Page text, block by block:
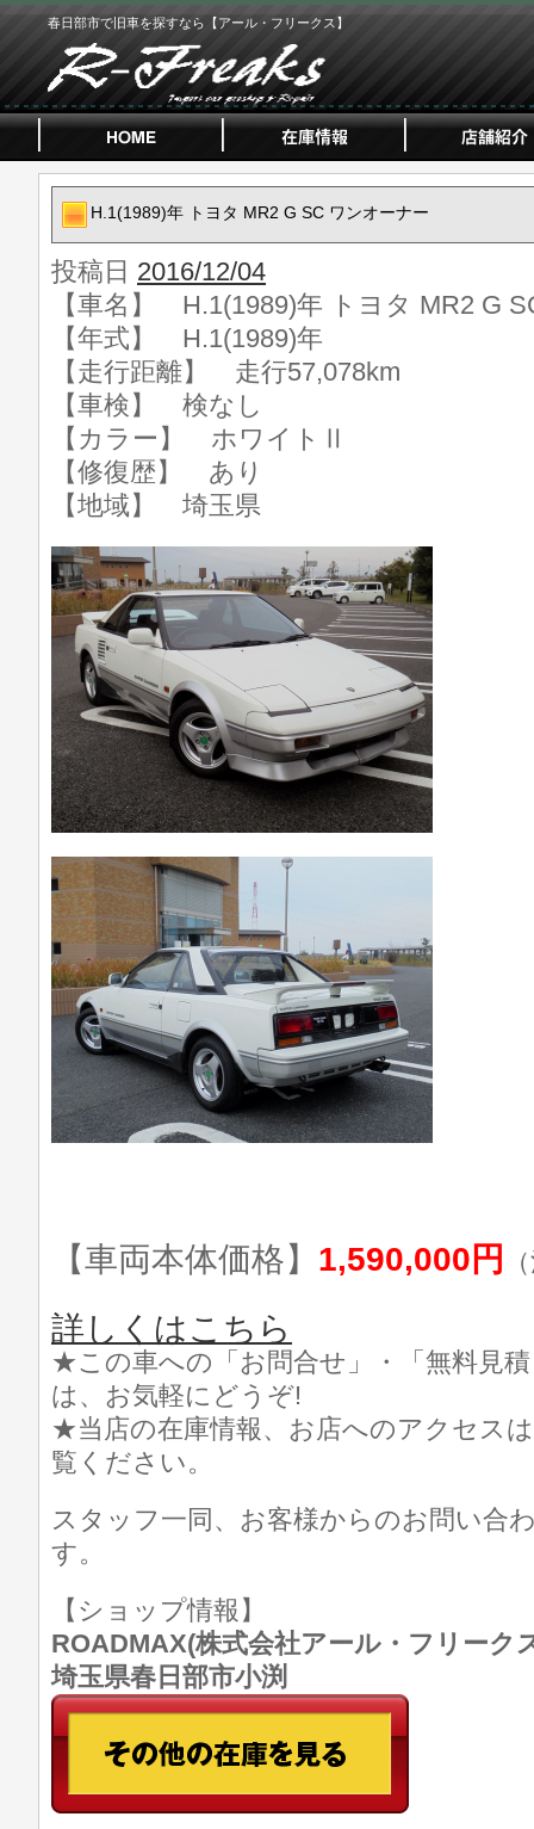
春日部市で旧車を探すなら【アール・フリークス】
H.1(1989)年 トヨタ MR2 G SC ワンオーナー
投稿日 2016/12/04
【車名】 H.1(1989)年 トヨタ MR2 G
【年式】 H.1(1989)年
【走行距離】 走行57,078km
【車検】 検なし
【カラー】 ホワイトⅡ
【修復歴】 あり
【地域】 埼玉県
【車両本体価格】 1,590,000円
詳しくはこちら
★この車への「お問合せ」・「無料見
は、お気軽にどうぞ!
★当店の在庫情報、お店へのアクセス
覧ください。
スタッフ一同、お客様からのお問い合
す。
【ショップ情報】
ROADMAX(株式会社アール・フリー
埼玉県春日部市小渕